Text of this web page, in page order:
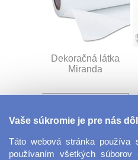
Dekoračná látka
Miranda
Vaše súkromie je pre nás
Táto webová stránka používa
používaním všetkých